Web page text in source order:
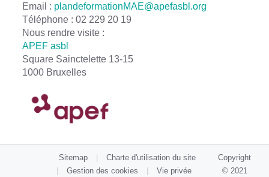
Email : plandeformationMAE@apefasbl.org
Téléphone : 02 229 20 19
Nous rendre visite :
APEF asbl
Square Sainctelette 13-15
1000 Bruxelles
Sitemap
Charte d'utilisation du site
Gestion des cookies
Vie privée
Copyright
© 2021